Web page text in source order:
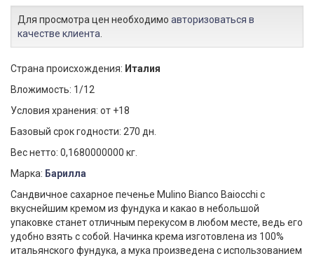
Для просмотра цен необходимо авторизоваться в
качестве клиента
Страна происхождения: Италия
Вложимость: 1/12
Условия хранения: от +18
Базовый срок годности: 270 дн.
Вес нетто: 0,1680000000 кг.
Марка: Барилла
Cандвичное сахарное печенье Mulino Bianco Baiocchi с
вкуснейшим кремом из фундука и какао в небольшой
упаковке станет отличным перекусом в любом месте, ведь его
удобно взять с собой. Начинка крема изготовлена из 100%
итальянского фундука, а мука произведена с использованием